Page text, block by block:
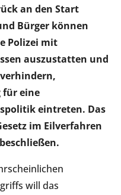
an den Start
Bürger können
Polizei mit
auszustatten und
für eine
eintreten. Das
im Eilverfahren
will das